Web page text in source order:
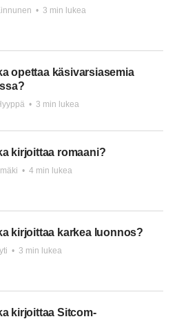
• 3 min lukea
opettaa käsivarsiasemia
• 3 min lukea
kirjoittaa romaani?
• 4 min lukea
kirjoittaa karkea luonnos?
• 3 min lukea
kirjoittaa Sitcom-